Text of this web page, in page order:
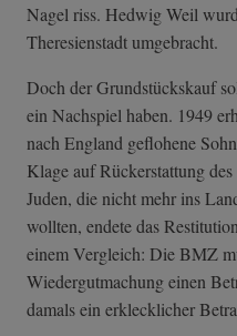
Nagel riss. Hedwig Weil
Theresienstadt umgebracht.
Doch der Grundstückskauf
ein Nachspiel haben. 1949
nach England geflohene
Klage auf Rückerstattung
Juden, die nicht mehr ins
wollten, endete das
einem Vergleich: Die BMZ
Wiedergutmachung einen
damals ein erklecklicher